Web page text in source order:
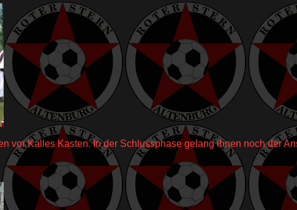
vor Kalles Kasten. In der Schlussphase gelang ihnen noch der